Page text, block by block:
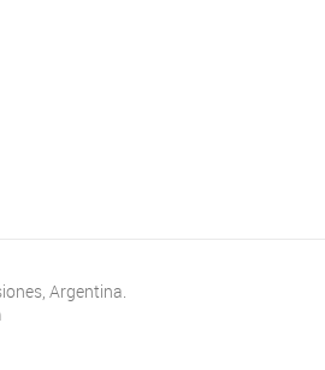
Argentina.